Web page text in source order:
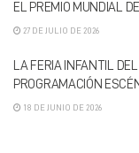
EL PREMIO MUNDIAL
27 DE JULIO DE 2026
LA FERIA INFANTIL
PROGRAMACIÓN
18 DE JUNIO DE 2026